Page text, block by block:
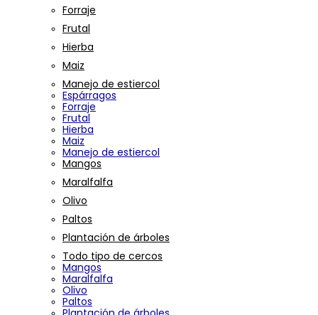
Forraje
Frutal
Hierba
Maiz
Manejo de estiercol
Espárragos
Forraje
Frutal
Hierba
Maiz
Manejo de estiercol
Mangos
Maralfalfa
Olivo
Paltos
Plantación de árboles
Todo tipo de cercos
Mangos
Maralfalfa
Olivo
Paltos